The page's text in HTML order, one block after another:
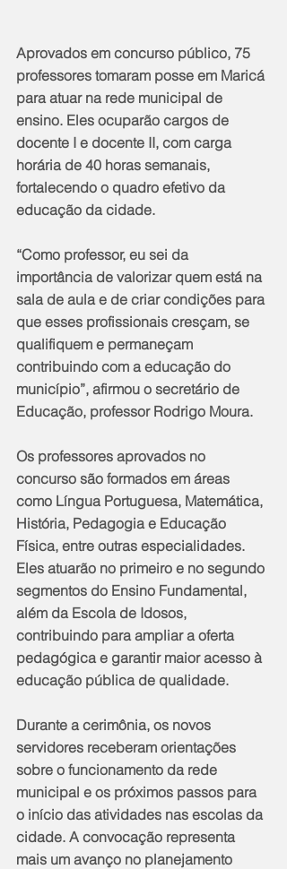
Aprovados em concurso público, 75
professores tomaram posse em Maricá
para atuar na rede municipal de
ensino. Eles ocuparão cargos de
docente I e docente II, com carga
horária de 40 horas semanais,
fortalecendo o quadro efetivo da
educação da cidade.
“Como professor, eu sei da
importância de valorizar quem está na
sala de aula e de criar condições para
que esses profissionais cresçam, se
qualifiquem e permaneçam
contribuindo com a educação do
município”, afirmou o secretário de
Educação, professor Rodrigo Moura.
Os professores aprovados no
concurso são formados em áreas
como Língua Portuguesa, Matemática,
História, Pedagogia e Educação
Física, entre outras especialidades.
Eles atuarão no primeiro e no segundo
segmentos do Ensino Fundamental,
além da Escola de Idosos,
contribuindo para ampliar a oferta
pedagógica e garantir maior acesso à
educação pública de qualidade.
Durante a cerimônia, os novos
servidores receberam orientações
sobre o funcionamento da rede
municipal e os próximos passos para
o início das atividades nas escolas da
cidade. A convocação representa
mais um avanço no planejamento